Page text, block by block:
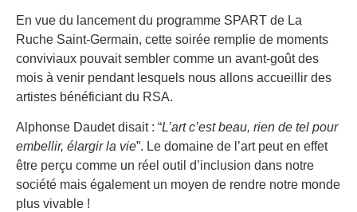
En vue du lancement du programme SPART de La
Ruche Saint-Germain, cette soirée remplie de moments
conviviaux pouvait sembler comme un avant-goût des
mois à venir pendant lesquels nous allons accueillir des
artistes bénéficiant du RSA.
Alphonse Daudet disait : “L’art c’est beau, rien de tel pour
embellir, élargir la vie”. Le domaine de l’art peut en effet
être perçu comme un réel outil d’inclusion dans notre
société mais également un moyen de rendre notre monde
plus vivable !